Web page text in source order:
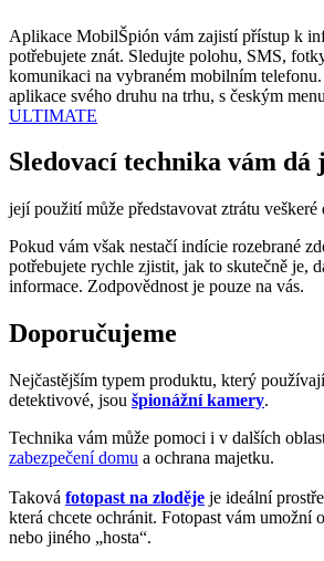
Aplikace MobilŠpión vám zajistí přístup k
potřebujete znát. Sledujte polohu, SMS,
komunikaci na vybraném mobilním
aplikace svého druhu na trhu, s českým
ULTIMATE
Sledovací technika vám
její použití může představovat ztrátu veškeré
Pokud vám však nestačí indície rozebrané
potřebujete rychle zjistit, jak to skutečně je,
informace. Zodpovědnost je pouze na vás.
Doporučujeme
Nejčastějším typem produktu, který
detektivové, jsou špionážní kamery.
Technika vám může pomoci i v dalších
zabezpečení domu a ochrana majetku.
Taková fotopast na zloděje je ideální
která chcete ochránit. Fotopast vám umožní
nebo jiného „hosta“.